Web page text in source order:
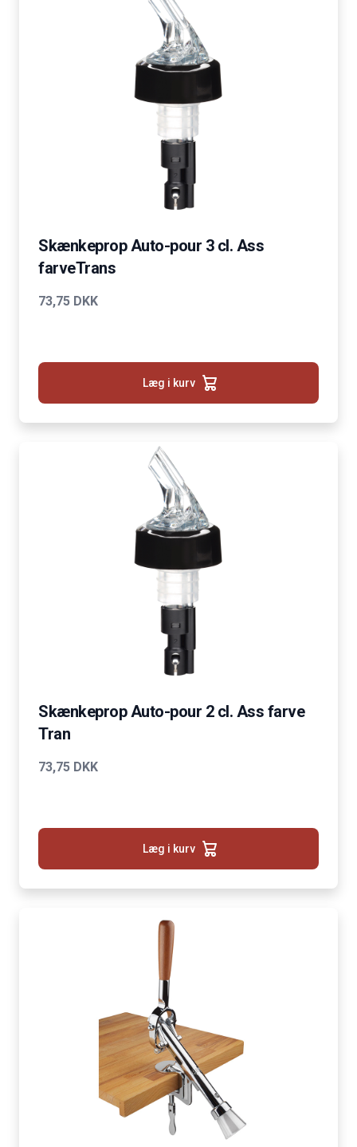
Skænkeprop Auto-pour 3 cl. Ass
farveTrans
73,75 DKK
Læg i kurv
Skænkeprop Auto-pour 2 cl. Ass farve
Tran
73,75 DKK
Læg i kurv